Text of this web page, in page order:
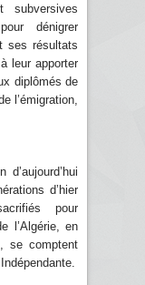
dénigrer
ses résultats
leur apporter
diplômés de
l’émigration,
d’hier
pour
l’Algérie, en
se comptent